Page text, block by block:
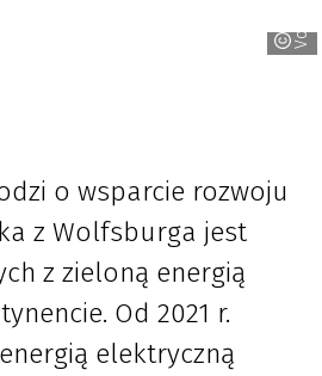
o wsparcie rozwoju
z Wolfsburga jest
z zieloną energią
Od 2021 r.
elektryczną